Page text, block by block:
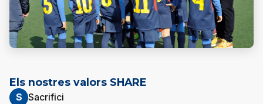
Els nostres valors SHARE
S Sacrifici